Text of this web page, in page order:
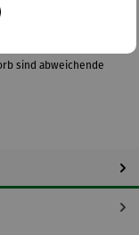
sind abweichende